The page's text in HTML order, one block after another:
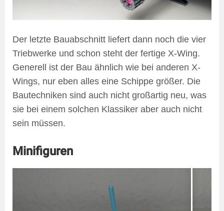
Der letzte Bauabschnitt liefert dann noch die vier
Triebwerke und schon steht der fertige X-Wing.
Generell ist der Bau ähnlich wie bei anderen X-
Wings, nur eben alles eine Schippe größer. Die
Bautechniken sind auch nicht großartig neu, was
sie bei einem solchen Klassiker aber auch nicht
sein müssen.
Minifiguren